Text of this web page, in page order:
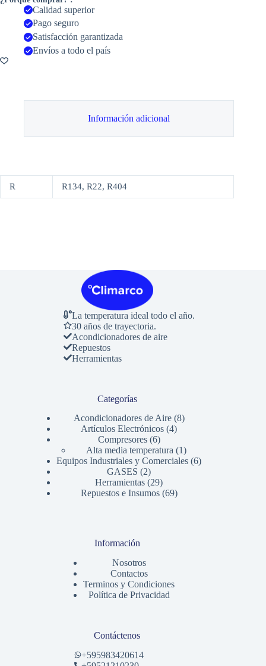
Calidad superior
Pago seguro
Satisfacción garantizada
Envíos a todo el país
Información adicional
R R134, R22, R404
La temperatura ideal todo el año.
30 años de trayectoria.
Acondicionadores de aire
Repuestos
Herramientas
Categorías
Acondicionadores de Aire 88
Artículos Electrónicos 44
Compresores 66
productos
Alta media temperatura 11
producto
Equipos Industriales y Comerciales 66
GASES 22
productos
Herramientas 2929
productos
Repuestos e Insumos 6969
Información
Nosotros
Contactos
Terminos y Condiciones
Política de Privacidad
Contáctenos
+595983420614